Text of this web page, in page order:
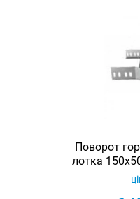
Поворот
лотка